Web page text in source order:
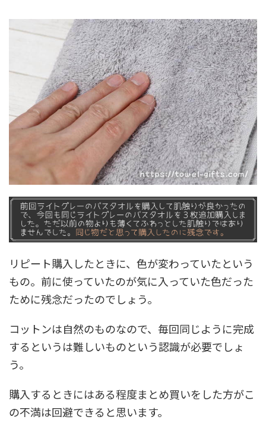
リピート購入したときに、色が変わっていたという
もの。前に使っていたのが気に入っていた色だった
ために残念だったのでしょう。
コットンは自然のものなので、毎回同じように完成
するというは難しいものという認識が必要でしょ
う。
購入するときにはある程度まとめ買いをした方がこ
の不満は回避できると思います。